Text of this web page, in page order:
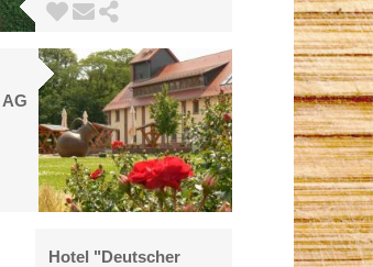
Hotel "Deutscher